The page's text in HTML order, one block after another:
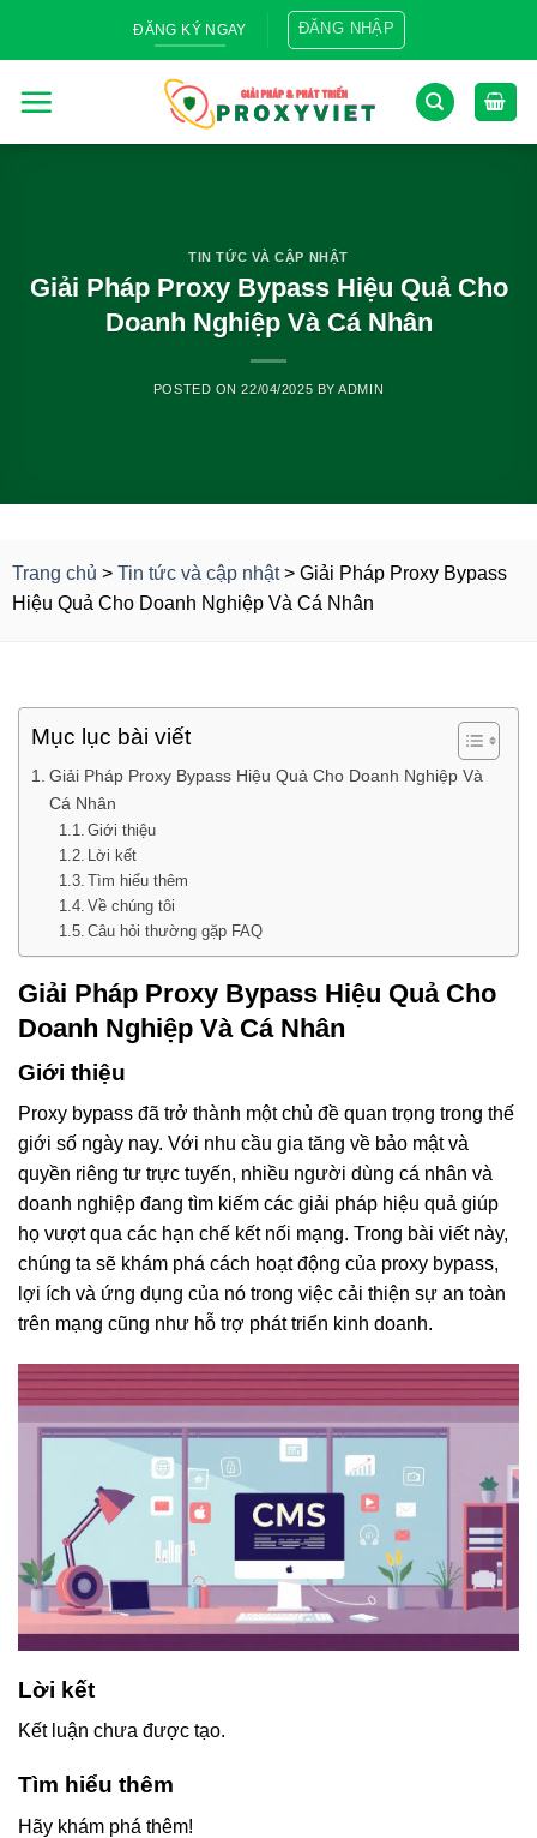
ĐĂNG KÝ NGAY ĐĂNG NHẬP
TIN TỨC VÀ CẬP NHẬT
Giải Pháp Proxy Bypass Hiệu Quả Cho
Doanh Nghiệp Và Cá Nhân
POSTED ON22/04/2025 BYADMIN
Trang chủ > Tin tức và cập nhật> Giải Pháp Proxy Bypass
Hiệu Quả Cho Doanh Nghiệp Và Cá Nhân
Mục lục bài viết
Giải Pháp Proxy Bypass Hiệu Quả Cho Doanh Nghiệp Và
Cá Nhân
Giới thiệu
Lời kết
Tìm hiểu thêm
Về chúng tôi
Câu hỏi thường gặp FAQ
Giải Pháp Proxy Bypass Hiệu Quả Cho
Doanh Nghiệp Và Cá Nhân
Giới thiệu
Proxy bypass đã trở thành một chủ đề quan trọng trong thế
giới số ngày nay. Với nhu cầu gia tăng về bảo mật và
quyền riêng tư trực tuyến, nhiều người dùng cá nhân và
doanh nghiệp đang tìm kiếm các giải pháp hiệu quả giúp
họ vượt qua các hạn chế kết nối mạng. Trong bài viết này,
chúng ta sẽ khám phá cách hoạt động của proxy bypass,
lợi ích và ứng dụng của nó trong việc cải thiện sự an toàn
trên mạng cũng như hỗ trợ phát triển kinh doanh.
Lời kết
Kết luận chưa được tạo.
Tìm hiểu thêm
Hãy khám phá thêm!